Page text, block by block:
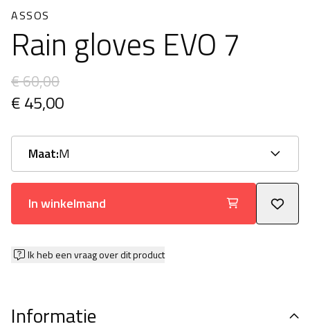
ASSOS
Rain gloves EVO 7
€ 60,00
€ 45,00
Maat:M
In winkelmand
Ik heb een vraag over dit product
Informatie